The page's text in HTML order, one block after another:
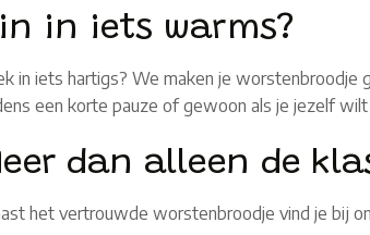
in iets warms?
in iets hartigs? We maken je worstenbroodje
een korte pauze of gewoon als je jezelf
dan alleen de
het vertrouwde worstenbroodje vind je bij